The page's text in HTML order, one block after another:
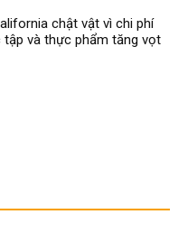
chật vật vì chi phí
tập và thực phẩm tăng vọt